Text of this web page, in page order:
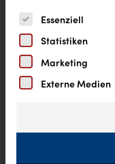
Es folgt eine Liste
Essenziell
Statistiken
Marketing
Externe Medien